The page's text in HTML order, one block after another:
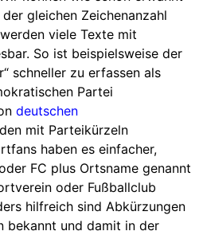
gleichen Zeichenanzahl
viele Texte mit
So ist beispielsweise der
schneller zu erfassen als
Partei
deutschen
mit Parteikürzeln
haben es einfacher,
FC plus Ortsname genannt
oder Fußballclub
hilfreich sind Abkürzungen
bekannt und damit in der